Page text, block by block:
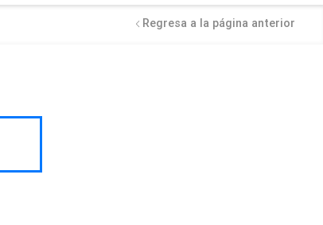
Regresa a la página anterior